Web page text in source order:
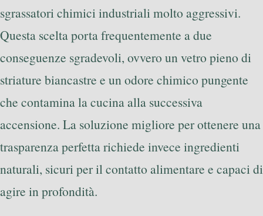
sgrassatori chimici industriali molto aggressivi.
Questa scelta porta frequentemente a due
conseguenze sgradevoli, ovvero un vetro pieno di
striature biancastre e un odore chimico pungente
che contamina la cucina alla successiva
accensione. La soluzione migliore per ottenere una
trasparenza perfetta richiede invece ingredienti
naturali, sicuri per il contatto alimentare e capaci di
agire in profondità.